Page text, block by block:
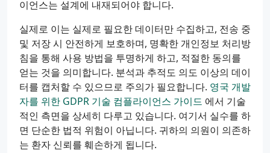
이언스는 설계에 내재되어야 합니다.
실제로 이는 실제로 필요한 데이터만 수집하고, 전송 중
및 저장 시 안전하게 보호하며, 명확한 개인정보 처리방
침을 통해 사용 방법을 투명하게 하고, 적절한 동의를
얻는 것을 의미합니다. 분석과 추적도 의도 이상의 데이
터를 캡처할 수 있으므로 주의가 필요합니다. 영국 개발
자를 위한 GDPR 기술 컴플라이언스 가이드 에서 기술
적인 측면을 상세히 다루고 있습니다. 여기서 실수를 하
면 단순한 법적 위험이 아닙니다. 귀하의 의원이 의존하
는 환자 신뢰를 훼손하게 됩니다.